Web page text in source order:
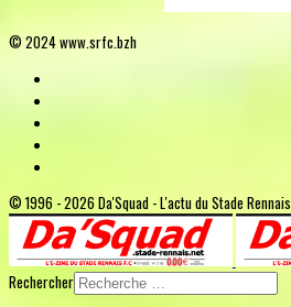
© 2024 www.srfc.bzh
© 1996 - 2026 Da'Squad - L'actu du Stade Rennais
Rechercher